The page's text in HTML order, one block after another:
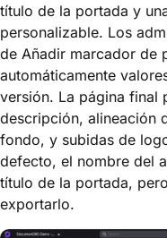
título de la portada y
personalizable. Los
de Añadir marcador de
automáticamente
versión. La página final
descripción, alineación
fondo, y subidas de
defecto, el nombre del
título de la portada,
exportarlo.